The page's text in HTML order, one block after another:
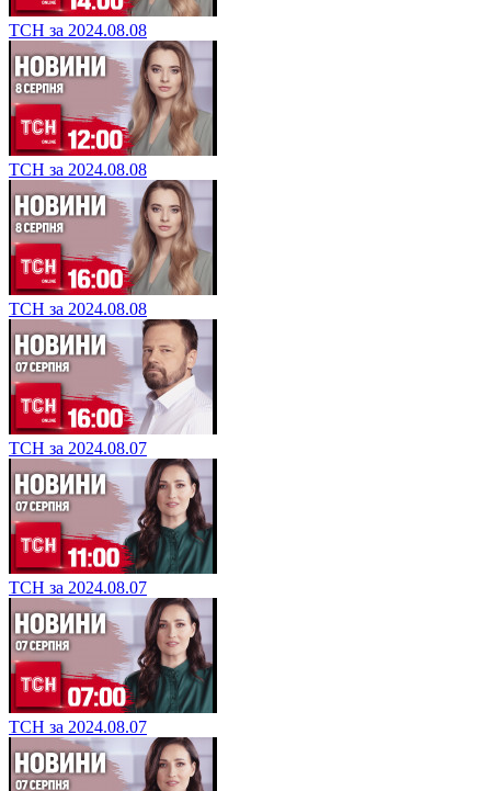
ТСН за 2024.08.08
ТСН за 2024.08.08
ТСН за 2024.08.08
ТСН за 2024.08.07
ТСН за 2024.08.07
ТСН за 2024.08.07